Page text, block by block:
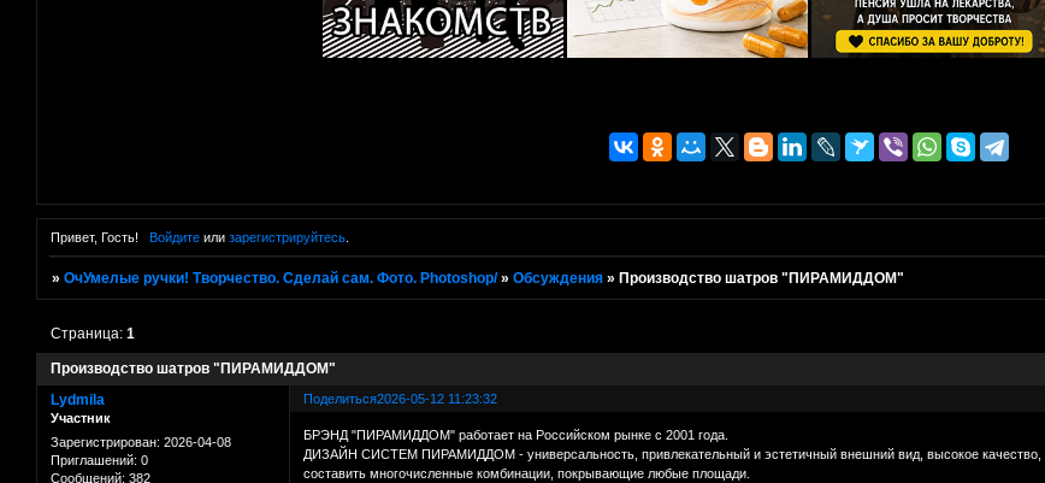
Привет, Гость! Войдитеили зарегистрируйтесь.
»ОчУмелые ручки! Творчество. Сделай сам. Фото. Photoshop/ »Обсуждения » Производство шатров "ПИРАМИДДОМ"
Производство шатров "ПИРАМИДДОМ"
Страница:1
Поделиться2026-05-12 11:23:32
Lydmila
Участник
Зарегистрирован: 2026-04-08
Приглашений: 0
Сообщений: 382
БРЭНД "ПИРАМИДДОМ" работает на Российском рынке с 2001 года.
ДИЗАЙН СИСТЕМ ПИРАМИДДОМ - универсальность, привлекательный и эстетичный внешний вид, высокое качество,
составить многочисленные комбинации, покрывающие любые площади.